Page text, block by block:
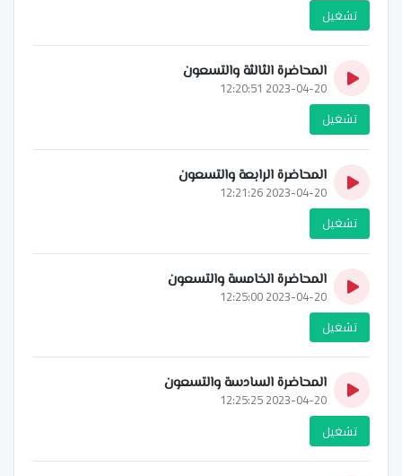
تشغيل
المحاضرة الثالثة والتسعون
2023-04-20 12:20:51
تشغيل
المحاضرة الرابعة والتسعون
2023-04-20 12:21:26
تشغيل
المحاضرة الخامسة والتسعون
2023-04-20 12:25:00
تشغيل
المحاضرة السادسة والتسعون
2023-04-20 12:25:25
تشغيل